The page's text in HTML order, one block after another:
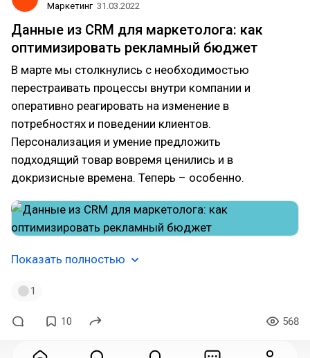
Маркетинг 31.03.2022
Данные из CRM для маркетолога: как
оптимизировать рекламный бюджет
В марте мы столкнулись с необходимостью
перестраивать процессы внутри компании и
оперативно реагировать на изменение в
потребностях и поведении клиентов.
Персонализация и умение предложить
подходящий товар вовремя ценились и в
докризисные времена. Теперь – особенно.
Показать полностью
1
10 568